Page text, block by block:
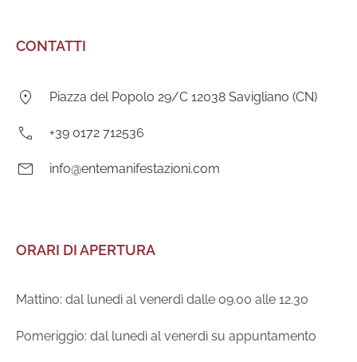
CONTATTI
Indirizzo:
Piazza del Popolo 29/C 12038 Savigliano (CN)
Telefono:
+39 0172 712536
E-
info@entemanifestazioni.com
ORARI DI APERTURA
Mattino: dal lunedì al venerdì dalle 09.00 alle 12.30
Pomeriggio: dal lunedì al venerdì su appuntamento